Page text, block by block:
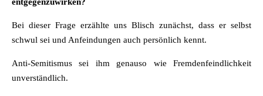
entgegenzuwirken?
Bei dieser Frage erzählte uns Blisch zunächst, dass er selbst
schwul sei und Anfeindungen auch persönlich kennt.
Anti-Semitismus sei ihm genauso wie Fremdenfeindlichkeit
unverständlich.